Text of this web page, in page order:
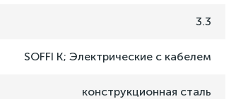
3.3
SOFFI K; Электрические с кабелем
конструкционная сталь